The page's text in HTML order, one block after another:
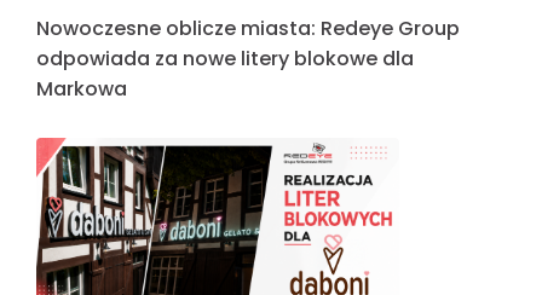
Nowoczesne oblicze miasta: Redeye Group
odpowiada za nowe litery blokowe dla
Markowa